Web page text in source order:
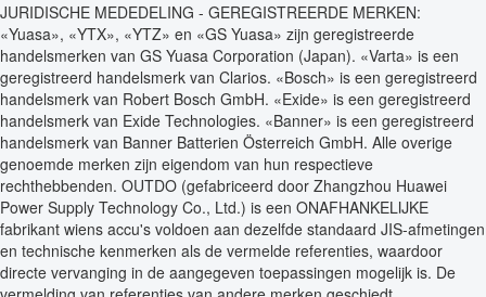
JURIDISCHE MEDEDELING - GEREGISTREERDE MERKEN:
«Yuasa», «YTX», «YTZ» en «GS Yuasa» zijn geregistreerde
handelsmerken van GS Yuasa Corporation (Japan). «Varta» is een
geregistreerd handelsmerk van Clarios. «Bosch» is een geregistreerd
handelsmerk van Robert Bosch GmbH. «Exide» is een geregistreerd
handelsmerk van Exide Technologies. «Banner» is een geregistreerd
handelsmerk van Banner Batterien Österreich GmbH. Alle overige
genoemde merken zijn eigendom van hun respectieve
rechthebbenden. OUTDO (gefabriceerd door Zhangzhou Huawei
Power Supply Technology Co., Ltd.) is een ONAFHANKELIJKE
fabrikant wiens accu's voldoen aan dezelfde standaard JIS-afmetingen
en technische kenmerken als de vermelde referenties, waardoor
directe vervanging in de aangegeven toepassingen mogelijk is. De